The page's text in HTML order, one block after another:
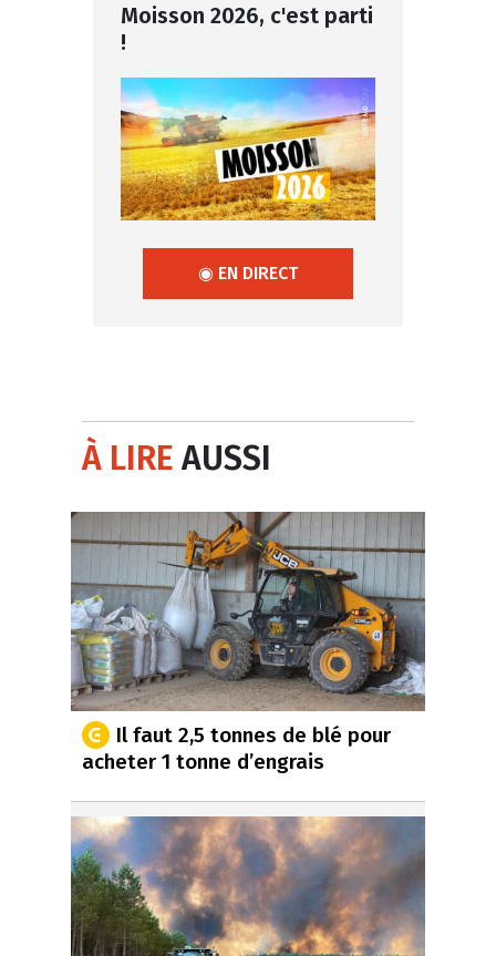
Moisson 2026, c'est parti
!
◉ EN DIRECT
À LIREAUSSI
Il faut 2,5 tonnes de blé pour
acheter 1 tonne d’engrais